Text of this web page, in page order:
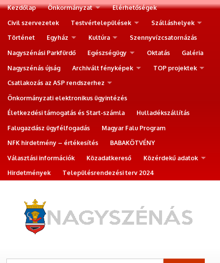
Kezdőlap Önkormányzat
Elérhetőségek
Civil szervezetek
Testvértelepülések
Szálláshelyek
Történet
Egyház Kultúra
Szennyvízcsatornázás
Nagyszénási Parkfürdő
Egészségügy Oktatás
Galéria
Nagyszénás újság
Archivált fényképek
TOP projektek
Csatlakozás az ASP rendszerhez
Önkormányzati elektronikus ügyintézés
Életkezdési támogatás és Start-számla
Hulladékszállítás
Falugazdász ügyfélfogadás
Magyar Falu Program
NFK hirdetmény – értékesítés
BABAKÖTVÉNY
Választási információk
Közadatkereső
Közérdekű adatok
Hirdetmények
Településrendezési terv 2024